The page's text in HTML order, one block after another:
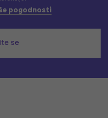
pogodnosti
se